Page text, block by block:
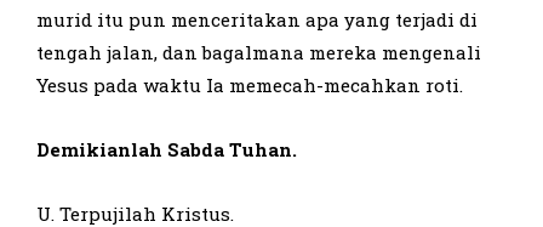
murid itu pun menceritakan apa yang terjadi di
tengah jalan, dan bagalmana mereka mengenali
Yesus pada waktu Ia memecah-mecahkan roti.
Demikianlah Sabda Tuhan.
U. Terpujilah Kristus.